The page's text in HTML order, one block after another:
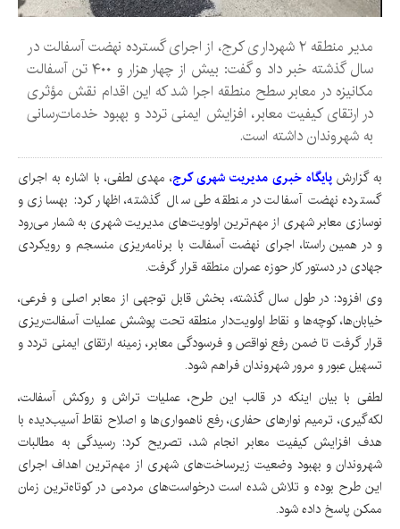
مدیر منطقه ۲ شهرداری کرج، از اجرای گسترده نهضت آسفالت در
سال گذشته خبر داد و گفت: بیش از چهار هزار و ۴۰۰ تن آسفالت
مکانیزه در معابر سطح منطقه اجرا شد که این اقدام نقش مؤثری
در ارتقای کیفیت معابر، افزایش ایمنی تردد و بهبود خدمات‌رسانی
به شهروندان داشته است.
به گزارش پایگاه خبری مدیریت شهری کرج، مهدی لطفی، با اشاره به اجرای
گسترده نهضت آسفالت در منطقه طی سال گذشته، اظهار کرد: بهسازی و
نوسازی معابر شهری از مهم‌ترین اولویت‌های مدیریت شهری به شمار می‌رود
و در همین راستا، اجرای نهضت آسفالت با برنامه‌ریزی منسجم و رویکردی
جهادی در دستور کار حوزه عمران منطقه قرار گرفت.
وی افزود: در طول سال گذشته، بخش قابل توجهی از معابر اصلی و فرعی،
خیابان‌ها، کوچه‌ها و نقاط اولویت‌دار منطقه تحت پوشش عملیات آسفالت‌ریزی
قرار گرفت تا ضمن رفع نواقص و فرسودگی معابر، زمینه ارتقای ایمنی تردد و
تسهیل عبور و مرور شهروندان فراهم شود.
لطفی با بیان اینکه در قالب این طرح، عملیات تراش و روکش آسفالت،
لکه‌گیری، ترمیم نوارهای حفاری، رفع ناهمواری‌ها و اصلاح نقاط آسیب‌دیده با
هدف افزایش کیفیت معابر انجام شد، تصریح کرد: رسیدگی به مطالبات
شهروندان و بهبود وضعیت زیرساخت‌های شهری از مهم‌ترین اهداف اجرای
این طرح بوده و تلاش شده است درخواست‌های مردمی در کوتاه‌ترین زمان
ممکن پاسخ داده شود.